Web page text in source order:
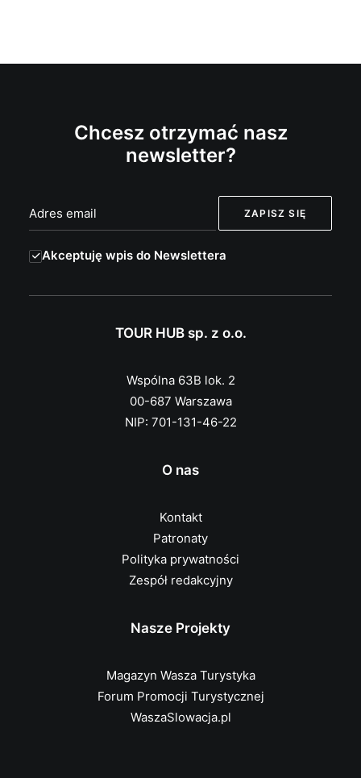
Chcesz otrzymać nasz
newsletter?
Akceptuję wpis do Newslettera
TOUR HUB sp. z o.o.
Wspólna 63B lok. 2
00-687 Warszawa
NIP: 701-131-46-22
O nas
Kontakt
Patronaty
Polityka prywatności
Zespół redakcyjny
Nasze Projekty
Magazyn Wasza Turystyka
Forum Promocji Turystycznej
WaszaSlowacja.pl